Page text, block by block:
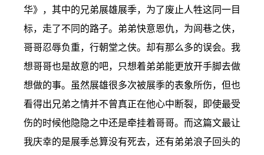
华》，其中的兄弟展雄展季，为了废止人牲这同一目
标，走了不同的路子。弟弟快意恩仇，为闾巷之侠，
哥哥忍辱负重，行朝堂之侠。却有那么多的误会。我
想哥哥也是故意的吧，只想着弟弟能更放开手脚去做
想做的事。虽然展雄很多次被展季的表象所伤，但也
看得出兄弟之情并不曾真正在他心中断裂，即使最受
伤的时候他隐隐之中还是牵挂着哥哥。而这篇文最让
我庆幸的是展季总算没有死去，还有弟弟浪子回头的